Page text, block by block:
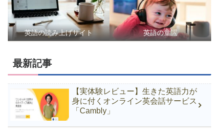
英語の読み上げサイト 英語の童謡
最新記事
【実体験レビュー】生きた英語力が
身に付くオンライン英会話サービス
「Cambly」